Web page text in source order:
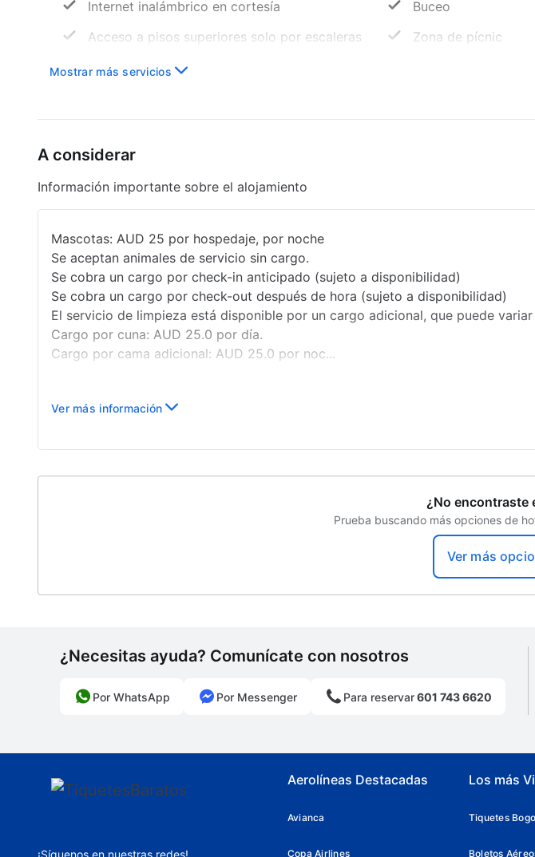
Internet inalámbrico en cortesía
Buceo
Acceso a pisos superiores solo por escaleras
Zona de pícnic
Camino sin escaleras a la entrada
Servicio de limpieza a petición
Estacionamiento sin asistencia gratuito Solárium
Valla alrededor de la piscina
Mostrar más servicios
A considerar
Información importante sobre el alojamiento
Mascotas: AUD 25 por hospedaje, por noche
Se aceptan animales de servicio sin cargo.
Se cobra un cargo por check-in anticipado (sujeto a disponibilidad)
Se cobra un cargo por check-out después de hora (sujeto a disponibilidad)
El servicio de limpieza está disponible por un cargo adicional, que puede
Cargo por cuna: AUD 25.0 por día.
Cargo por cama adicional: AUD 25.0 por noc...
Ver más información
¿No encontraste
Prueba buscando más opciones de
Ver más
¿Necesitas ayuda? Comunícate con nosotros
Por WhatsApp Por Messenger Para reservar601 743 6620
¡Síguenos en nuestras redes!
Aerolíneas Destacadas
Avianca
Copa Airlines
Los más
Tiquetes
Boletos